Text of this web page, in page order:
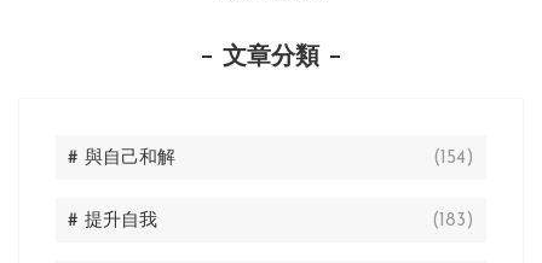
文章分類
# 與自己和解 (154)
# 提升自我 (183)